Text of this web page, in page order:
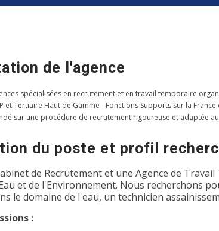
de l'agence
spécialisées en recrutement et en travail temporaire
et Tertiaire Haut de Gamme - Fonctions Supports sur la
sur une procédure de recrutement rigoureuse et adaptée
du poste et profil
de Recrutement et une Agence de
et de l'Environnement. Nous recherchons
le domaine de l'eau, un technicien
: